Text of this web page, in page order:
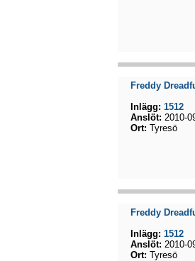
Freddy
Inlägg: 1512
Anslöt: 2010-
Ort: Tyresö
Freddy
Inlägg: 1512
Anslöt: 2010-
Ort: Tyresö